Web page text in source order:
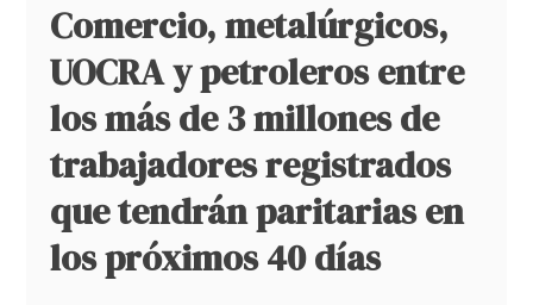
Comercio, metalúrgicos,
UOCRA y petroleros entre
los más de 3 millones de
trabajadores registrados
que tendrán paritarias en
los próximos 40 días